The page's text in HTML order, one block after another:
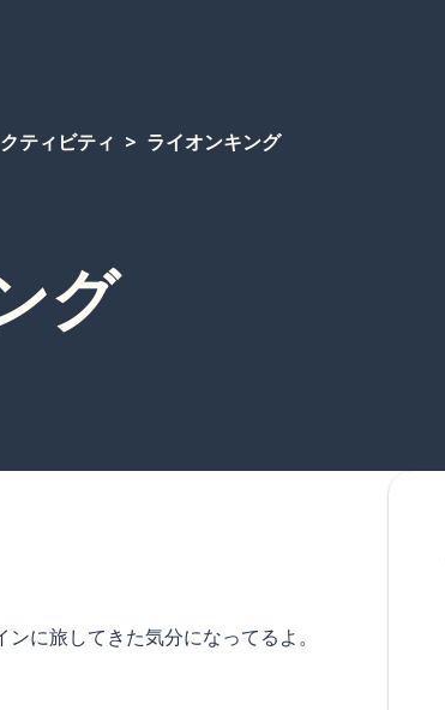
ティビティ ライオンキング
グ
に旅してきた気分になってるよ。